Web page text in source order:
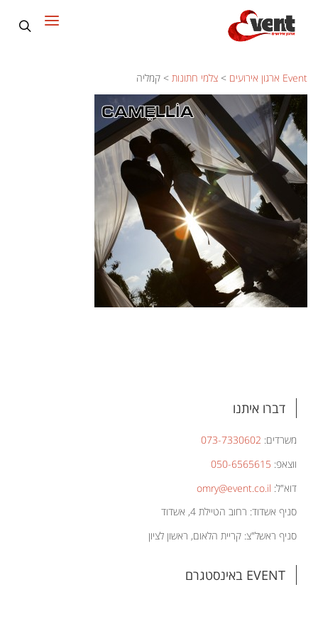
Event ארגון אירועים > צלמי חתונות > קמליה
דברו איתנו
משרדים: 073-7330602
ווצאפ: 050-6565615
דוא"ל: omry@event.co.il
סניף אשדוד: רחוב הטיילת 4, אשדוד
סניף ראשל"צ: קריית הלאום, ראשון לציון
EVENT באינסטגרם